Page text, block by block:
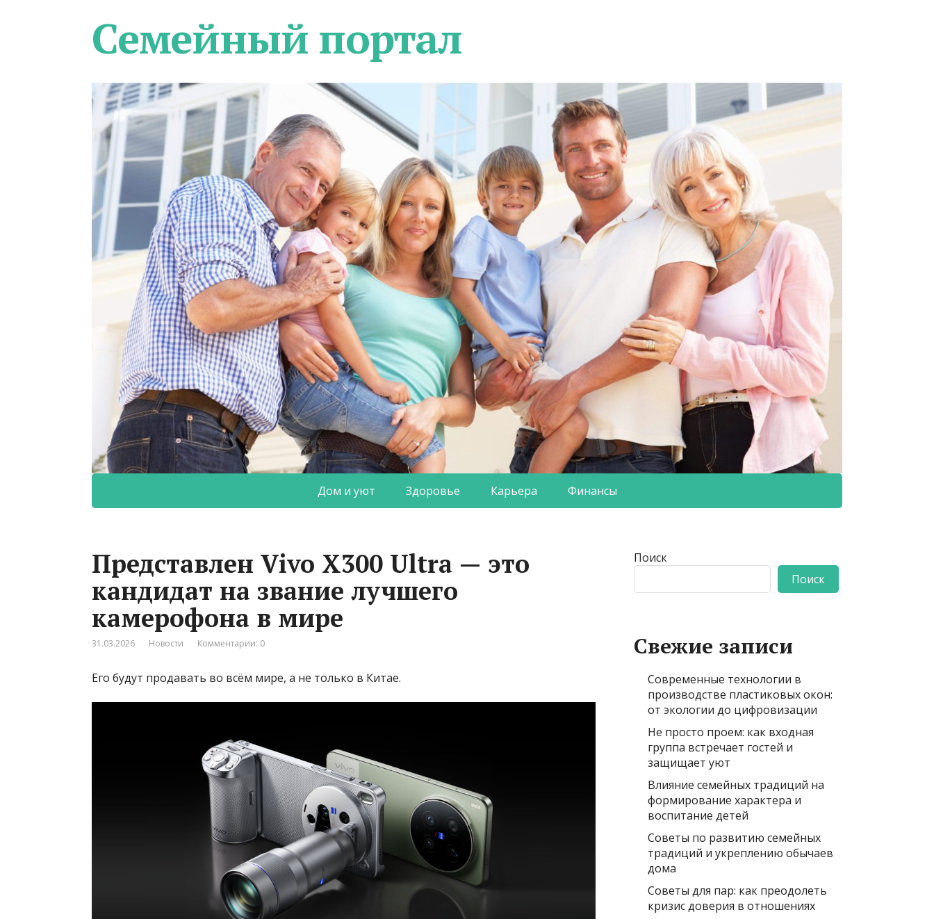
Семейный портал
Дом и уют Здоровье Карьера Финансы
Представлен Vivo X300 Ultra — это
кандидат на звание лучшего
камерофона в мире
31.03.2026 Новости Комментарии: 0
Его будут продавать во всём мире, а не только в Китае.
Поиск
Поиск
Свежие записи
Современные технологии в
производстве пластиковых окон:
от экологии до цифровизации
Не просто проем: как входная
группа встречает гостей и
защищает уют
Влияние семейных традиций на
формирование характера и
воспитание детей
Советы по развитию семейных
традиций и укреплению обычаев
дома
Советы для пар: как преодолеть
кризис доверия в отношениях